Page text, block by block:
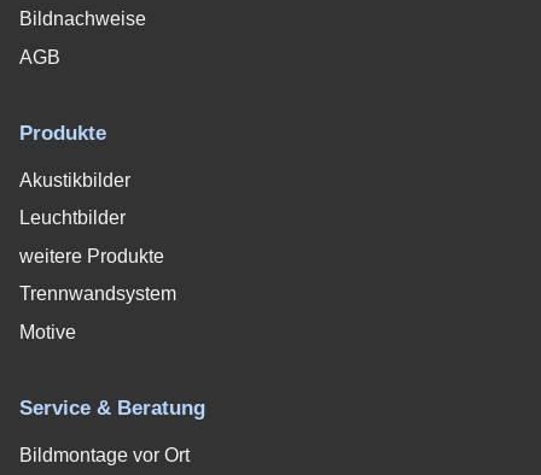
Bildnachweise
AGB
Produkte
Akustikbilder
Leuchtbilder
weitere Produkte
Trennwandsystem
Motive
Service & Beratung
Bildmontage vor Ort